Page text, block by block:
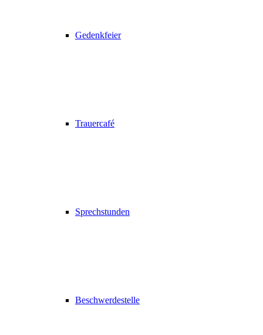
Gedenkfeier
Trauercafé
Sprechstunden
Beschwerdestelle